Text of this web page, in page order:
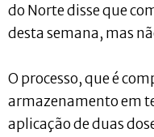
do Norte disse que
desta semana, mas
O processo, que é
armazenamento em
aplicação de duas